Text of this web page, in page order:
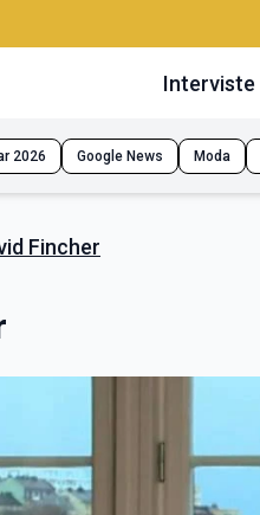
Interviste
2026 Google News Moda
Fincher